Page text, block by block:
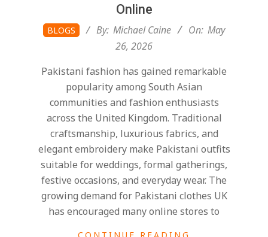
Online
2026-
05-
BLOGS By: Michael Caine On: May
26, 2026
Pakistani fashion has gained remarkable
popularity among South Asian
communities and fashion enthusiasts
across the United Kingdom. Traditional
craftsmanship, luxurious fabrics, and
elegant embroidery make Pakistani outfits
suitable for weddings, formal gatherings,
festive occasions, and everyday wear. The
growing demand for Pakistani clothes UK
has encouraged many online stores to